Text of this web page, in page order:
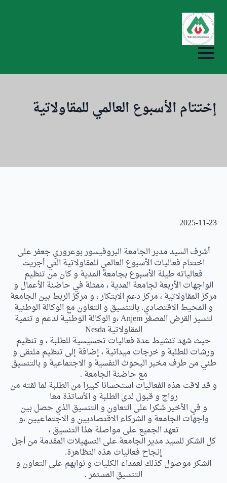
إختتام الأسبوع العالمي للمقاولاتية
2025-11-23
أشرف السيد مدير الجامعة البروفيسور بوعروري جعفر على
اختتام فعاليات الأسبوع العالمي للمقاولاتية التي أجريت
فعالياته طيلة الأسبوع بجامعة المدية و كان من تنظيم
الواجهات الأربعة لجامعة المدية ، ممثلة في حاضنة الأعمال و
مركز المقاولاتية ، مركز دعم الابتكار ، و مركز الربط بين الجامعة
و المحيط الاقتصادي. بالتنسيق و التعاون مع الوكالة الوطنية
لتسير القرض المصغر Anjem ،و الوكالة الوطنية لدعم و تنمية
المقاولاتية Nesda
حيث شهد تنشيط عدة فعاليات تحسيسية للطلبة ، و تنظيم
ورشات للطلبة و خرجات ميدانية ، إضافة إلى تنظيم ملتقى و
طني من طرف مخبر البحوث النفسية و الاجتماعية و بالتنسيق
مع حاضنة الجامعة .
و قد لاقت هذه الفعاليات استحسانا كبيرا من الطلبة لما لقته من
رواج و قبول لدى الطلبة و الأساتذة معا
و في الأخير شكرا على التعاون و التنسيق الذي حصل بين
واجهات الجامعة و الشركاء الاقتصاديين و الاجتماعيين ،و
تعهد الجميع على مواصلة هذا التنسيق ،
كل الشكر للسيد مدير الجامعة على التسهيلات المقدمة من أجل
إنجاح فعاليات هذه التظاهرة.
الشكر موصول كذلك لعمداء الكليات و نوابهم على التعاون و
التنسيق المستمر .